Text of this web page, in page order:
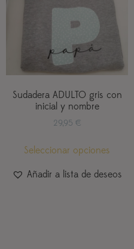
Sudadera ADULTO gris con
inicial y nombre
29,95 €
Seleccionar opciones
Añadir a lista de deseos